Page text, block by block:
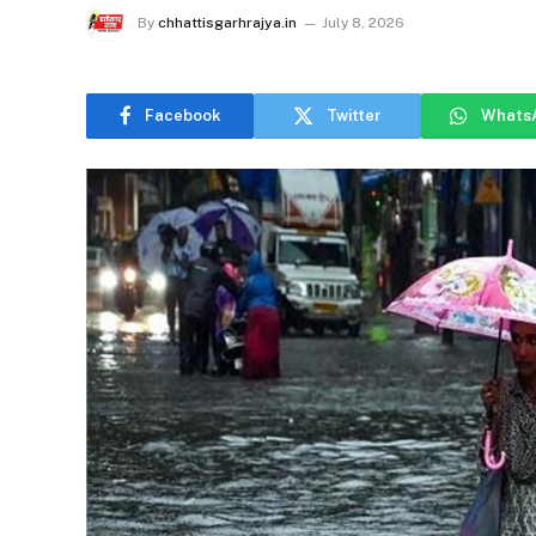
By chhattisgarhrajya.in July 8, 2026
Facebook Twitter